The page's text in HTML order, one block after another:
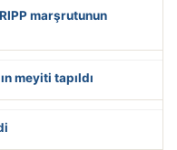
marşrutunun
meyiti tapıldı